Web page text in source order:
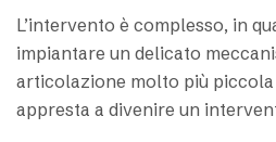
L’intervento è complesso, in
impiantare un delicato
articolazione molto più
appresta a divenire un